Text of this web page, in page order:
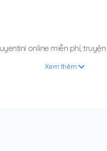
online miễn phí,truyện
Xem thêm